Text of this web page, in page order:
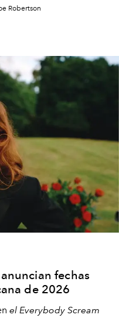
Robertson
fechas
de 2026
el Everybody Scream